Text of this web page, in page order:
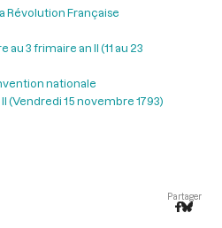
Révolution Française
au 3 frimaire an II (11 au 23
nationale
(Vendredi 15 novembre 1793)
Partager